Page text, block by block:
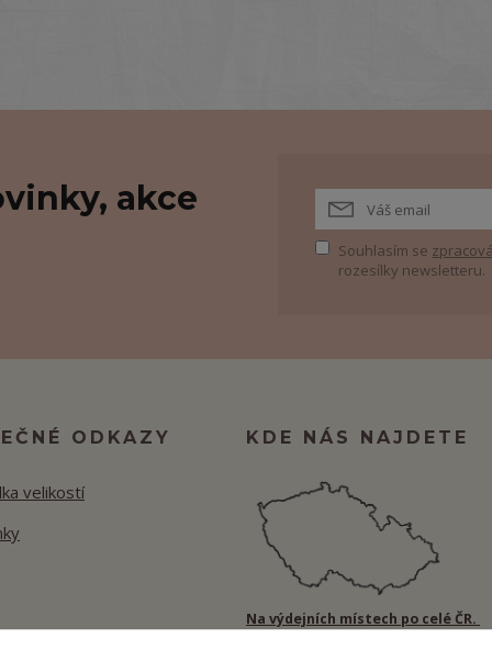
akce
Souhlasím se
rozesílky newsletteru.
ODKAZY
velikostí
KDE NÁS NAJDETE
Na výdejních místech po celé ČR.